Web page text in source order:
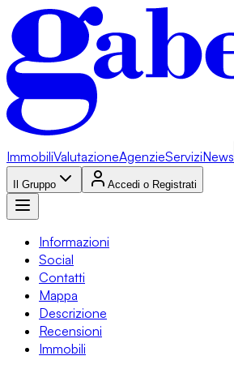
ImmobiliValutazioneAgenzieServiziNews
Il Gruppo Accedi o Registrati
Informazioni
Social
Contatti
Mappa
Descrizione
Recensioni
Immobili